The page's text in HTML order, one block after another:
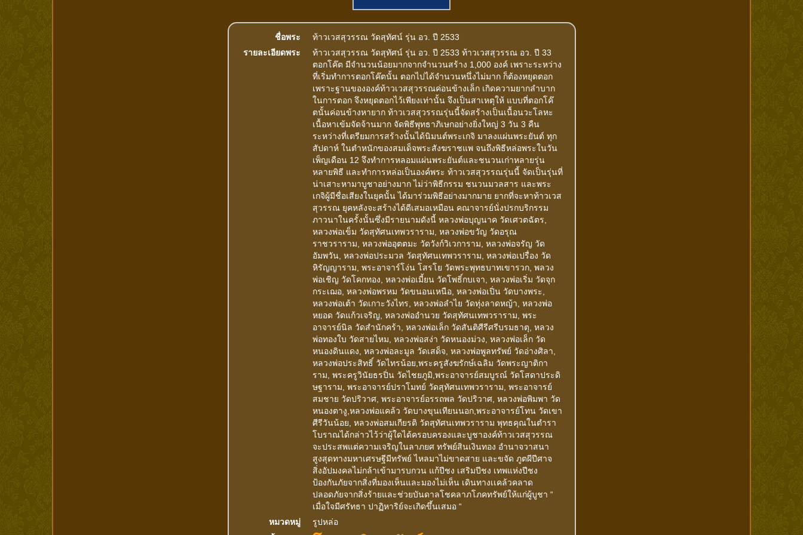
ชื่อพระ
ท้าวเวสสุวรรณ วัดสุทัศน์ รุ่น อว. ปี 2533
รายละเอียดพระ
ท้าวเวสสุวรรณ วัดสุทัศน์ รุ่น อว. ปี 2533 ท้าวเวสสุวรรณ อว. ปี 33
ตอกโค๊ต มีจำนวนน้อยมากจากจำนวนสร้าง 1,000 องค์ เพราะระหว่าง
ที่เริ่มทำการตอกโค๊ตนั้น ตอกไปได้จำนวนหนึ่งไม่มาก ก็ต้องหยุดตอก
เพราะฐานขององค์ท้าวเวสสุวรรณค่อนข้างเล็ก เกิดความยากลำบาก
ในการตอก จึงหยุดตอกไว้เพียงเท่านั้น จึงเป็นสาเหตุให้ แบบที่ตอกโค๊
ตนั้นค่อนข้างหายาก ท้าวเวสสุวรรณรุ่นนี้จัดสร้างเป็นเนื้อนวะโลหะ
เนื้อหาเข้มจัดจ้านมาก จัดพิธีพุทธาภิเษกอย่างยิ่งใหญ่ 3 วัน 3 คืน
ระหว่างที่เตรียมการสร้างนั้นได้นิมนต์พระเกจิ มาลงแผ่นพระยันต์ ทุก
สัปดาห์ ในตำหนักของสมเด็จพระสังฆราชแพ จนถึงพิธีหล่อพระในวัน
เพ็ญเดือน 12 จึงทำการหลอมแผ่นพระยันต์และชนวนเก่าหลายรุ่น
หลายพิธี และทำการหล่อเป็นองค์พระ ท้าวเวสสุวรรณรุ่นนี้ จัดเป็นรุ่นที่
น่าเสาะหามาบูชาอย่างมาก ไม่ว่าพิธีกรรม ชนวนมวลสาร และพระ
เกจิผู้มีชื่อเสียงในยุคนั้น ได้มาร่วมพิธีอย่างมากมาย ยากที่จะหาท้าวเวส
สุวรรณ ยุคหลังจะสร้างได้ดีเสมอเหมือน คณาจารย์นั่งปรกบริกรรม
ภาวนาในครั้งนั้นซึ่งมีรายนามดังนี้ หลวงพ่อบุญนาค วัดเศวตฉัตร,
หลวงพ่อเข็ม วัดสุทัศนเทพวราราม, หลวงพ่อขวัญ วัดอรุณ
ราชวราราม, หลวงพ่ออุตตมะ วัดวังก์วิเวการาม, หลวงพ่อจรัญ วัด
อัมพวัน, หลวงพ่อประมวล วัดสุทัศนเทพวราราม, หลวงพ่อเปรื่อง วัด
หิรัญญาราม, พระอาจาร์โง่น โสรโย วัดพระพุทธบาทเขารวก, พลวง
พ่อเชิญ วัดโคกทอง, หลวงพ่อเมี้ยน วัดโพธิ์กบเจา, หลวงพ่อเริ่ม วัดจุก
กระเฌอ, หลวงพ่อพรหม วัดขนอนเหนือ, หลวงพ่อเปิ่น วัดบางพระ,
หลวงพ่อเต้า วัดเกาะวังไทร, หลวงพ่อลำไย วัดทุ่งลาดหญ้า, หลวงพ่อ
หยอด วัดแก้วเจริญ, หลวงพ่ออำนวย วัดสุทัศนเทพวราราม, พระ
อาจารย์นิล วัดสำนักคร้า, หลวงพ่อเล็ก วัดสันติศีรีศรีบรมธาตุ, หลวง
พ่อทองใบ วัดสายไหม, หลวงพ่อสง่า วัดหนองม่วง, หลวงพ่อเล็ก วัด
หนองดินแดง, หลวงพ่อละมูล วัดเสด็จ, หลวงพ่อพูลทรัพย์ วัดอ่างศิลา,
หลวงพ่อประสิทธิ์ วัดไทรน้อย,พระครูสังฆรักษ์เฉลิม วัดพระญาติกา
ราม, พระครูวินัยธรปิ่น วัดไชยภูมิ,พระอาจารย์สมบูรณ์ วัดโสดาประดิ
ษฐาราม, พระอาจารย์ปราโมทย์ วัดสุทัศนเทพวราราม, พระอาจารย์
สมชาย วัดปริวาศ, พระอาจารย์อรรถพล วัดปริวาศ, หลวงพ่อพิมพา วัด
หนองตางู,หลวงพ่อแคล้ว วัดบางขุนเทียนนอก,พระอาจารย์โทน วัดเขา
ศีรีวันน้อย, หลวงพ่อสมเกียรติ วัดสุทัศนเทพวราราม พุทธคุณในตำรา
โบราณได้กล่าวไว้ว่าผู้ใดได้ครอบครองและบูชาองค์ท้าวเวสสุวรรณ
จะประสพแต่ความเจริญในลาภยศ ทรัพย์สินเงินทอง อำนาจวาสนา
สูงสุดทางมหาเศรษฐีมีทรัพย์ ไหลมาไม่ขาดสาย และขจัด ภูตผีปีศาจ
สิ่งอัปมงคลไม่กล้าเข้ามารบกวน แก้ปีชง เสริมปีชง เทพแห่งปีชง
ป้องกันภัยจากสิ่งที่มองเห็นและมองไม่เห็น เดินทางเเคล้วคลาด
ปลอดภัยจากสิ่งร้ายและช่วยบันดาลโชคลาภโภคทรัพย์ให้แก่ผู้บูชา “
เมื่อใจมีศรัทธา ปาฏิหาริย์จะเกิดขึ้นเสมอ “
หมวดหมู่
รูปหล่อ